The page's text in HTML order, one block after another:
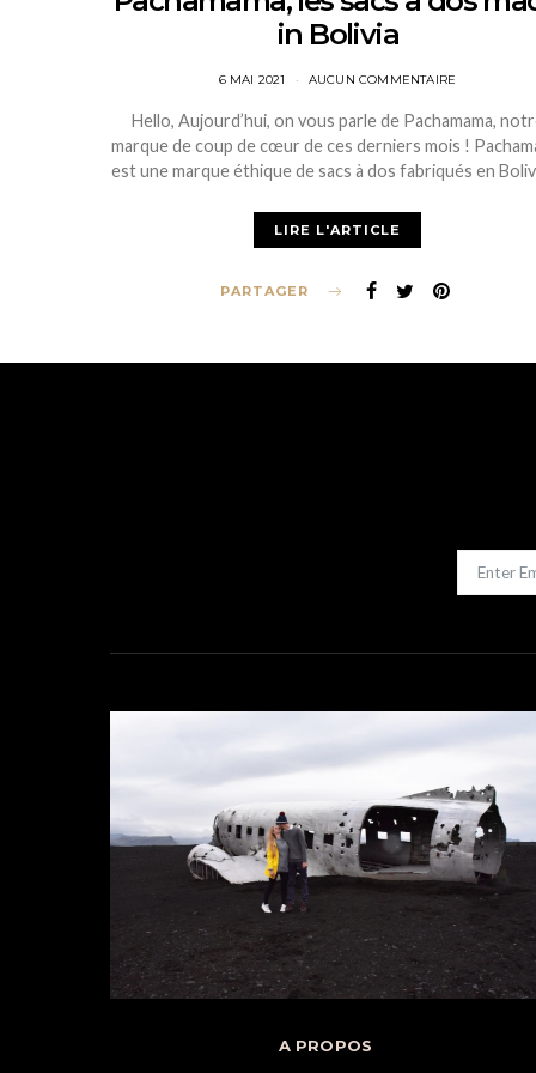
in Bolivia
POSTED
6 MAI 2021 AUCUN COMMENTAIRE
Hello, Aujourd’hui, on vous parle de Pachamama,
marque de coup de cœur de ces derniers mois !
est une marque éthique de sacs à dos fabriqués en
LIRE L'ARTICLE
PARTAGER
A PROPOS